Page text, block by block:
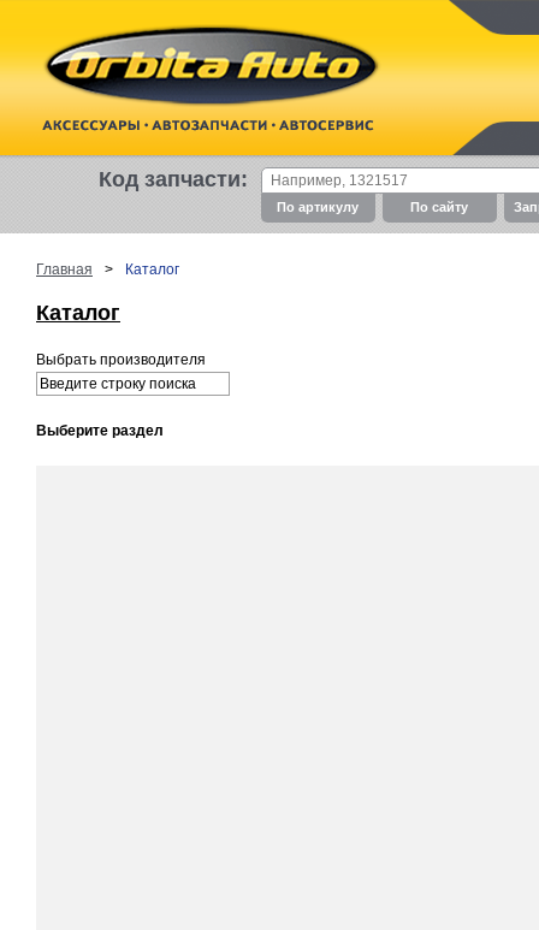
Код запчасти:
По артикулу По cайту
Главная > Каталог
Каталог
Выбрать производителя
Выберите раздел